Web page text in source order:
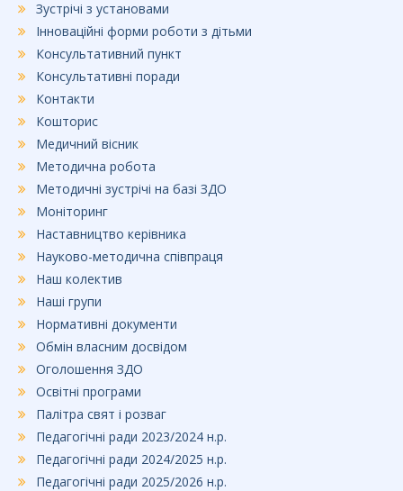
Зустрічі з установами
Інноваційні форми роботи з дітьми
Консультативний пункт
Консультативні поради
Контакти
Кошторис
Медичний вісник
Методична робота
Методичні зустрічі на базі ЗДО
Моніторинг
Наставництво керівника
Науково-методична співпраця
Наш колектив
Наші групи
Нормативні документи
Обмін власним досвідом
Оголошення ЗДО
Освітні програми
Палітра свят і розваг
Педагогічні ради 2023/2024 н.р.
Педагогічні ради 2024/2025 н.р.
Педагогічні ради 2025/2026 н.р.